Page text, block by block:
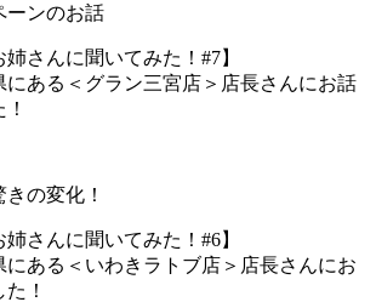
ーンのお話
姉さんに聞いてみた！#7】
にある＜グラン三宮店＞店長さんにお話
の変化！
姉さんに聞いてみた！#6】
にある＜いわきラトブ店＞店長さんにお
！